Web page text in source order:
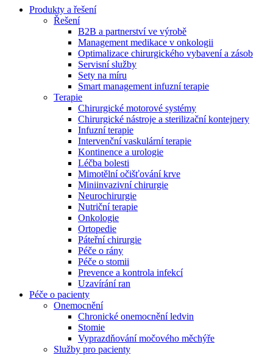
Terapie
Nabídky pracovních míst
Objevte své kariérní příležitosti ​v B. Braun. Vyhledejte náš trh
Produkty a řešení
Řešení
B2B a partnerství ve výrobě
Management medikace v onkologii
Optimalizace chirurgického vybavení a zásob
Servisní služby
Sety na míru
Smart management infuzní terapie​
Terapie
Chirurgické motorové systémy
Chirurgické nástroje a sterilizační kontejnery
Infuzní terapie
Intervenční vaskulární terapie
Kontinence a urologie
Léčba bolesti
Mimotělní očišťování krve
Miniinvazivní chirurgie
Neurochirurgie
Nutriční terapie
Onkologie
Ortopedie
Páteřní chirurgie
Péče o rány
Péče o stomii
Prevence a kontrola infekcí
Uzavírání ran
Péče o pacienty
Onemocnění
Chronické onemocnění ledvin
Stomie
Vyprazdňování močového měchýře
Služby pro pacienty